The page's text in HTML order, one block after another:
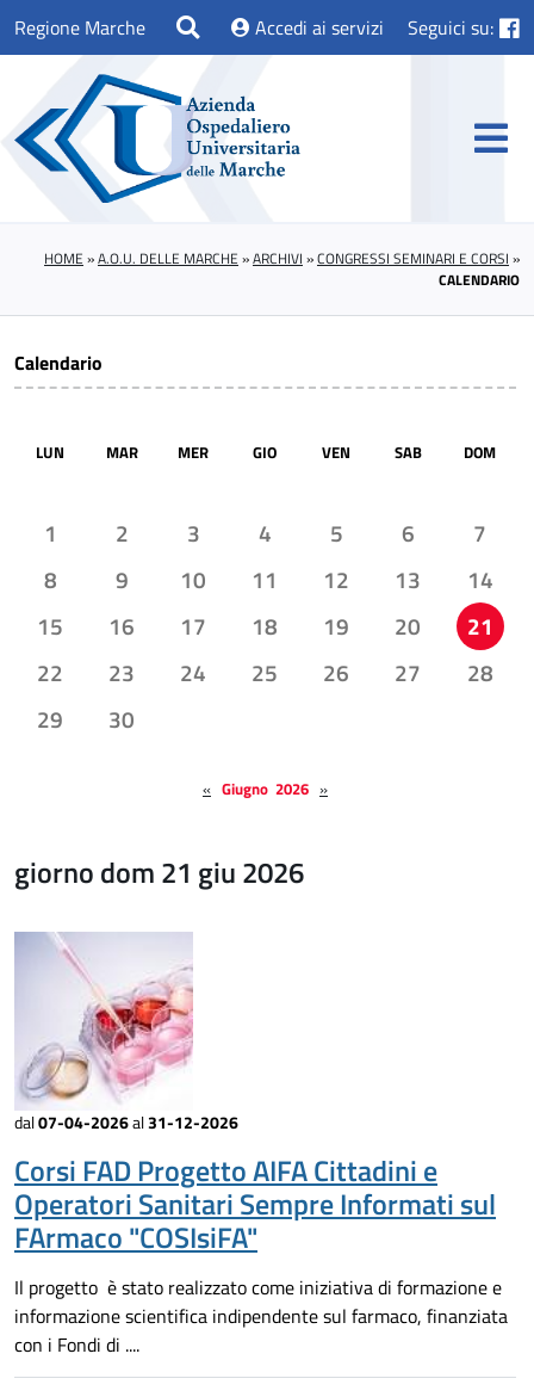
Regione Marche Accedi ai servizi Seguici su:
HOME »A.O.U. DELLE MARCHE »ARCHIVI »CONGRESSI SEMINARI E CORSI »
CALENDARIO
Calendario
LUN MAR MER GIO VEN SAB DOM
1 2 3 4 5 6
7
8
9 10 11 12 13
14
15
16 17 18 19 20
21
22
23 24 25 26 27
28
29
30
« Giugno 2026 »
giorno dom 21 giu 2026
dal07-04-2026al31-12-2026
Corsi FAD Progetto AIFA Cittadini e
Operatori Sanitari Sempre Informati sul
FArmaco "COSIsiFA"
Il progetto è stato realizzato come iniziativa di formazione e
informazione scientifica indipendente sul farmaco, finanziata
con i Fondi di ....